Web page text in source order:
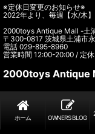
※定休日変更のお知らせ※
2022年より、毎週【水/木
2000toys Antique Mall -土
〒300-0817 茨城県土浦市
電話 029-895-8960
営業時間 12:00-20:00 / 定休
2000toys Antique
ホーム OWNER’S BLOG